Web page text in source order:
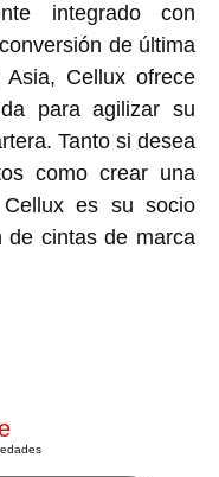
integrado con
de última
Cellux ofrece
para agilizar su
Tanto si desea
como crear una
Cellux es su socio
de cintas de marca